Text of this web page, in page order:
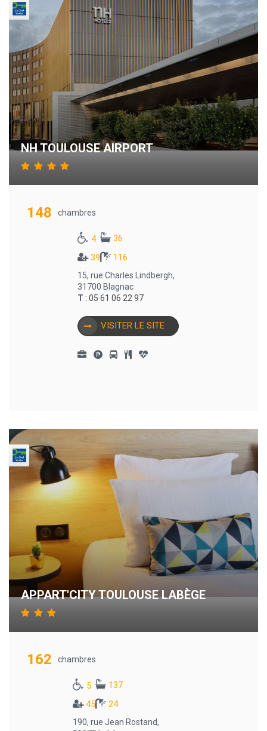
NH TOULOUSE AIRPORT
148 chambres
4
36
39
116
15, rue Charles Lindbergh,
31700 Blagnac
T : 05 61 06 22 97
VISITER LE SITE
APPART'CITY TOULOUSE LABÈGE
162 chambres
5
137
45
24
190, rue Jean Rostand,